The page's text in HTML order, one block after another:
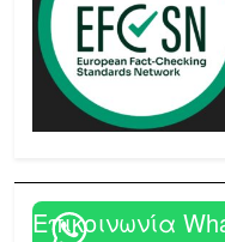
Επικοινωνία